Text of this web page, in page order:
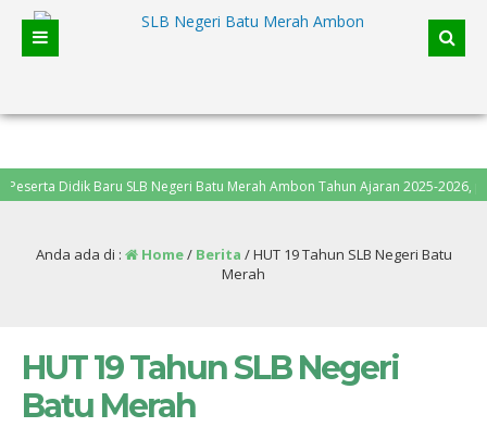
Didik Baru SLB Negeri Batu Merah Ambon Tahun Ajaran 2025-2026,
Anda ada di : Home/ Berita /HUT 19 Tahun SLB Negeri Batu
Merah
HUT 19 Tahun SLB Negeri
Batu Merah